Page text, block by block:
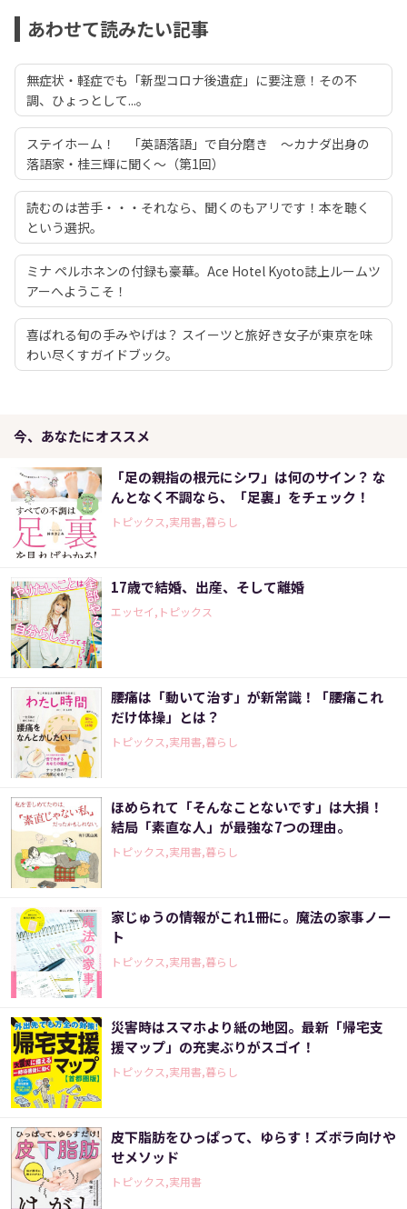
あわせて読みたい記事
無症状・軽症でも「新型コロナ後遺症」に要注意！その不
調、ひょっとして...。
ステイホーム！ 「英語落語」で自分磨き ～カナダ出身の
落語家・桂三輝に聞く～（第1回）
読むのは苦手・・・それなら、聞くのもアリです！本を聴く
という選択。
ミナ ペルホネンの付録も豪華。Ace Hotel Kyoto誌上ルームツ
アーへようこそ！
喜ばれる旬の手みやげは？ スイーツと旅好き女子が東京を味
わい尽くすガイドブック。
今、あなたにオススメ
「足の親指の根元にシワ」は何のサイン？ な
んとなく不調なら、「足裏」をチェック！
トピックス,実用書,暮らし
17歳で結婚、出産、そして離婚
エッセイ,トピックス
腰痛は「動いて治す」が新常識！「腰痛これ
だけ体操」とは？
トピックス,実用書,暮らし
ほめられて「そんなことないです」は大損！
結局「素直な人」が最強な7つの理由。
トピックス,実用書,暮らし
家じゅうの情報がこれ1冊に。魔法の家事ノー
ト
トピックス,実用書,暮らし
災害時はスマホより紙の地図。最新「帰宅支
援マップ」の充実ぶりがスゴイ！
トピックス,実用書,暮らし
皮下脂肪をひっぱって、ゆらす！ズボラ向けや
せメソッド
トピックス,実用書